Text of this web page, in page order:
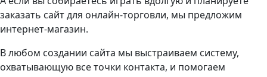
заказать сайт для онлайн-торговли, мы предложим
интернет-магазин.
В любом создании сайта мы выстраиваем систему,
охватывающую все точки контакта, и помогаем